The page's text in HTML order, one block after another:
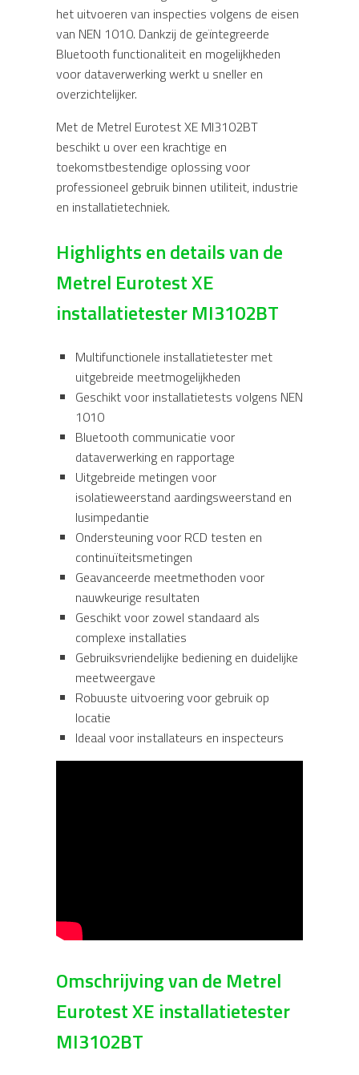
het uitvoeren van inspecties volgens de eisen
van NEN 1010. Dankzij de geïntegreerde
Bluetooth functionaliteit en mogelijkheden
voor dataverwerking werkt u sneller en
overzichtelijker.
Met de Metrel Eurotest XE MI3102BT
beschikt u over een krachtige en
toekomstbestendige oplossing voor
professioneel gebruik binnen utiliteit, industrie
en installatietechniek.
Highlights en details van de
Metrel Eurotest XE
installatietester MI3102BT
Multifunctionele installatietester met
uitgebreide meetmogelijkheden
Geschikt voor installatietests volgens NEN
1010
Bluetooth communicatie voor
dataverwerking en rapportage
Uitgebreide metingen voor
isolatieweerstand aardingsweerstand en
lusimpedantie
Ondersteuning voor RCD testen en
continuïteitsmetingen
Geavanceerde meetmethoden voor
nauwkeurige resultaten
Geschikt voor zowel standaard als
complexe installaties
Gebruiksvriendelijke bediening en duidelijke
meetweergave
Robuuste uitvoering voor gebruik op
locatie
Ideaal voor installateurs en inspecteurs
Omschrijving van de Metrel
Eurotest XE installatietester
MI3102BT